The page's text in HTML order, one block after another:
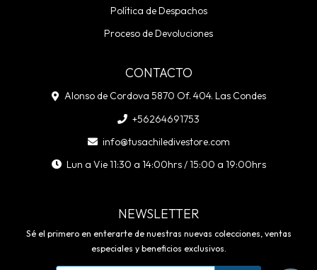
Política de Despachos
Proceso de Devoluciones
CONTACTO
Alonso de Cordova 5870 Of. 404. Las Condes
+56264691753
info@tusachiledivestore.com
Lun a Vie 11:30 a 14:00hrs / 15:00 a 19:00hrs
NEWSLETTER
Sé el primero en enterarte de nuestras nuevas colecciones, ventas
especiales y beneficios exclusivos.